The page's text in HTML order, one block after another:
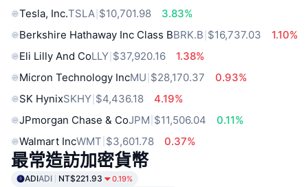
Tesla, Inc.TSLA $10,701.98
3.83%
Berkshire Hathaway Inc Class BBRK.B $16,737.03
1.10%
Eli Lilly And CoLLY $37,920.16
1.38%
Micron Technology IncMU $28,170.37
0.93%
SK HynixSKHY $4,436.18
4.19%
JPmorgan Chase & CoJPM $11,506.04
0.11%
Walmart IncWMT $3,601.78 0.37%
最常造訪加密貨幣
ADIADI NT$221.93 0.19%